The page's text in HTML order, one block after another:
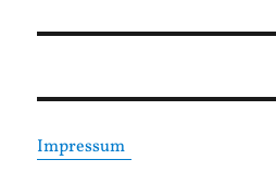
Impressum